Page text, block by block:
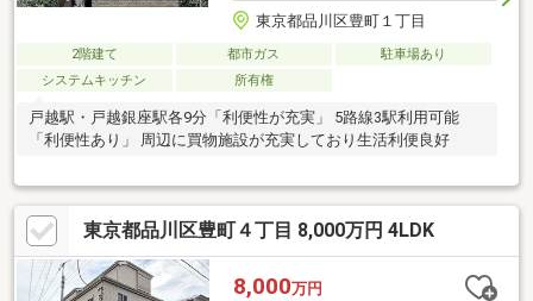
東京都品川区豊町１丁目
2階建て 都市ガス
駐車場あり
システムキッチン
所有権
戸越駅・戸越銀座駅各9分「利便性が充実」 5路線3駅利用可能
「利便性あり」 周辺に買物施設が充実しており生活利便良好
東京都品川区豊町４丁目 8,000万円 4LDK
8,000万円